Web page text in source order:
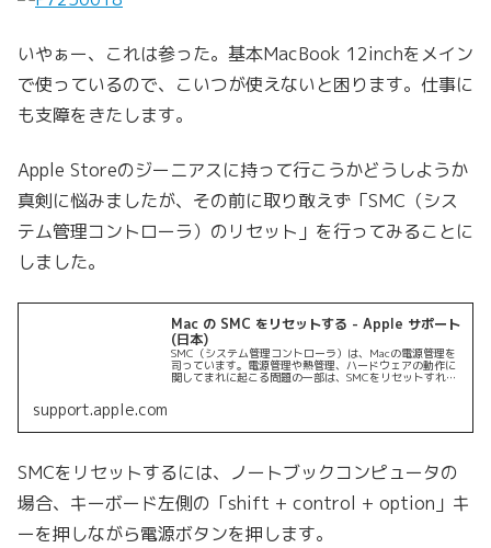
いやぁー、これは参った。基本MacBook 12inchをメイン
で使っているので、こいつが使えないと困ります。仕事に
も支障をきたします。
Apple Storeのジーニアスに持って行こうかどうしようか
真剣に悩みましたが、その前に取り敢えず「SMC（シス
テム管理コントローラ）のリセット」を行ってみることに
しました。
Mac の SMC をリセットする - Apple サポート
(日本)
SMC（システム管理コントローラ）は、Macの電源管理を
司っています。電源管理や熱管理、ハードウェアの動作に
関してまれに起こる問題の一部は、SMCをリセットすれば
support.apple.com
SMCをリセットするには、ノートブックコンピュータの
場合、キーボード左側の「shift + control + option」キ
ーを押しながら電源ボタンを押します。